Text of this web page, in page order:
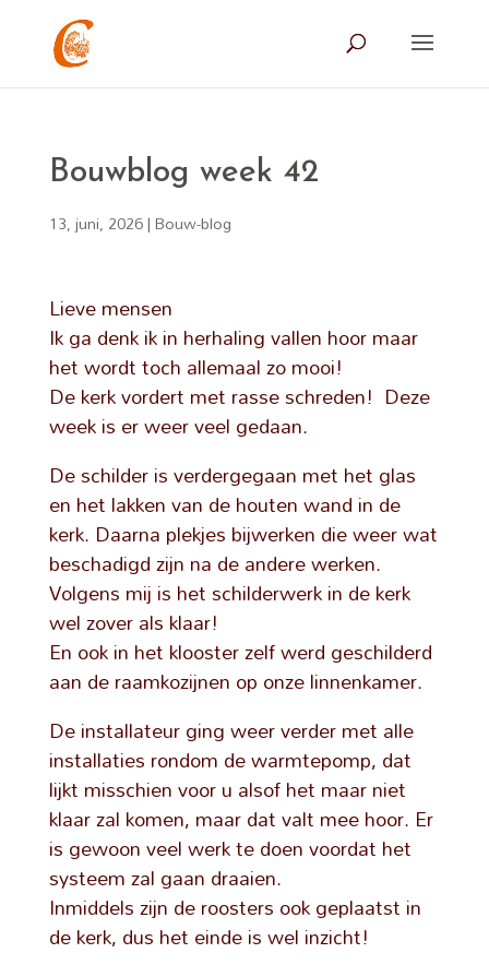
Bouwblog week 42
13, juni, 2026|Bouw-blog
Lieve mensen
Ik ga denk ik in herhaling vallen hoor maar
het wordt toch allemaal zo mooi!
De kerk vordert met rasse schreden! Deze
week is er weer veel gedaan.
De schilder is verdergegaan met het glas
en het lakken van de houten wand in de
kerk. Daarna plekjes bijwerken die weer wat
beschadigd zijn na de andere werken.
Volgens mij is het schilderwerk in de kerk
wel zover als klaar!
En ook in het klooster zelf werd geschilderd
aan de raamkozijnen op onze linnenkamer.
De installateur ging weer verder met alle
installaties rondom de warmtepomp, dat
lijkt misschien voor u alsof het maar niet
klaar zal komen, maar dat valt mee hoor. Er
is gewoon veel werk te doen voordat het
systeem zal gaan draaien.
Inmiddels zijn de roosters ook geplaatst in
de kerk, dus het einde is wel inzicht!